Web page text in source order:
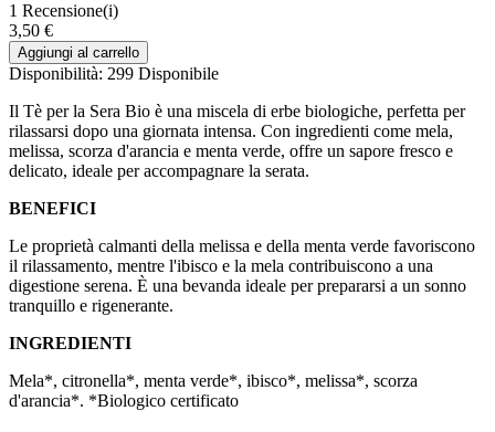
1 Recensione(i)
3,50 €
Aggiungi al carrello
Disponibilità: 299 Disponibile
Il Tè per la Sera Bio è una miscela di erbe biologiche, perfetta per
rilassarsi dopo una giornata intensa. Con ingredienti come mela,
melissa, scorza d'arancia e menta verde, offre un sapore fresco e
delicato, ideale per accompagnare la serata.
BENEFICI
Le proprietà calmanti della melissa e della menta verde favoriscono
il rilassamento, mentre l'ibisco e la mela contribuiscono a una
digestione serena. È una bevanda ideale per prepararsi a un sonno
tranquillo e rigenerante.
INGREDIENTI
Mela*, citronella*, menta verde*, ibisco*, melissa*, scorza
d'arancia*. *Biologico certificato